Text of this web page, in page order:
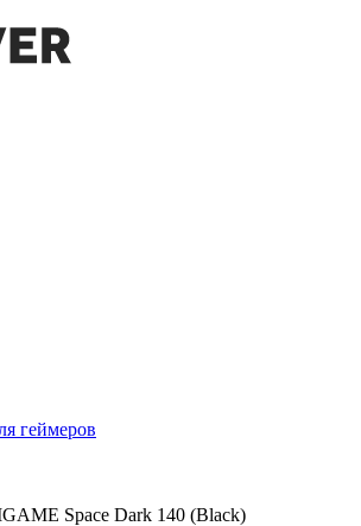
геймеров
Space Dark 140 (Black)